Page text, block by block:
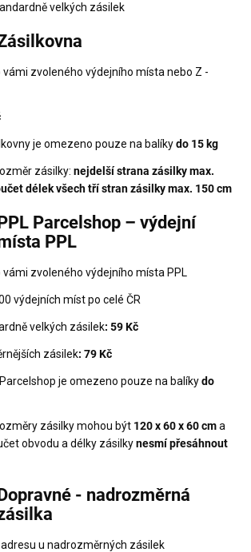
velkých zásilek
vámi zvoleného výdejního místa nebo Z -
je omezeno pouze na balíkydo 15 kg
zásilky: nejdelší strana zásilky max.
délek všech tří stran zásilky max. 150 cm
Parcelshop – výdejní
PPL
vámi zvoleného výdejního místa PPL
výdejních míst po celé ČR
velkých zásilek: 59 Kč
zásilek: 79 Kč
je omezeno pouze na balíkydo
zásilky mohou být 120 x 60 x 60 cma
obvodu a délky zásilkynesmí přesáhnout
- nadrozměrná
adresu u nadrozměrných zásilek